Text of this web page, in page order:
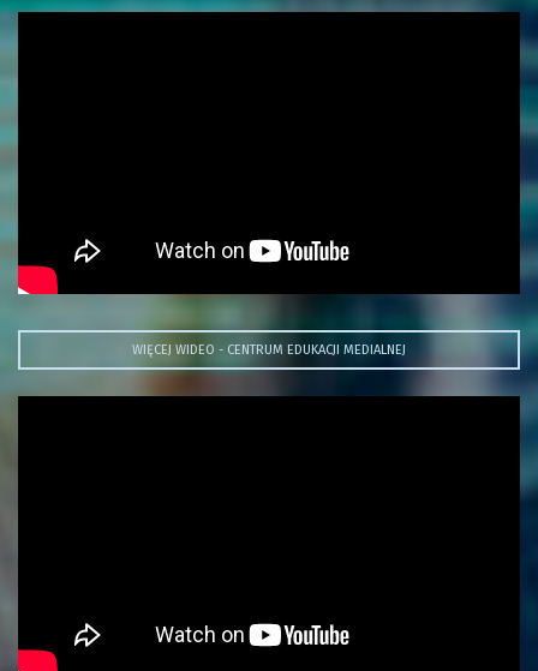
WIĘCEJ WIDEO - CENTRUM EDUKACJI MEDIALNEJ